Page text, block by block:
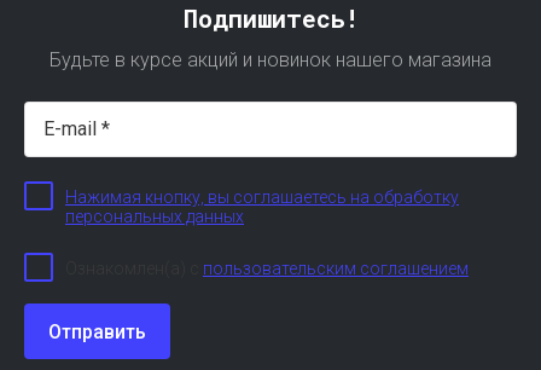
Подпишитесь!
Будьте в курсе акций и новинок нашего магазина
Нажимая кнопку, вы соглашаетесь на обработку
персональных данных
пользовательским соглашением
Отправить